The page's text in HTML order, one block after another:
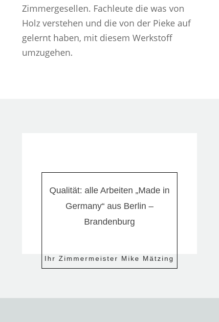
Zimmergesellen. Fachleute die was von
Holz verstehen und die von der Pieke auf
gelernt haben, mit diesem Werkstoff
umzugehen.
Qualität: alle Arbeiten „Made in
Germany“ aus Berlin –
Brandenburg
Ihr Zimmermeister Mike Mätzing